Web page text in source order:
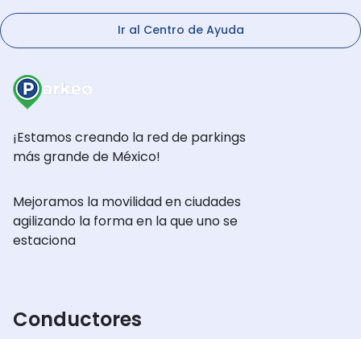
Ir al Centro de Ayuda
¡Estamos creando la red de parkings
más grande de México!
Mejoramos la movilidad en ciudades
agilizando la forma en la que uno se
estaciona
Conductores